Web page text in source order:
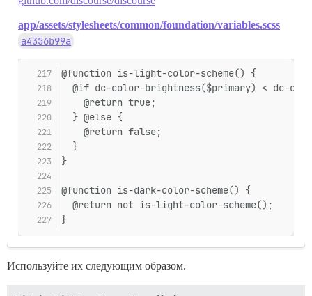
app/assets/stylesheets/common/foundation/variables.scss
a4356b99a
@function is-light-color-scheme() {
@if dc-color-brightness($primary) < dc-
    @return true;
  } @else {
    @return false;
  }
}
@function is-dark-color-scheme() {
  @return not is-light-color-scheme();
}
Используйте их следующим образом.